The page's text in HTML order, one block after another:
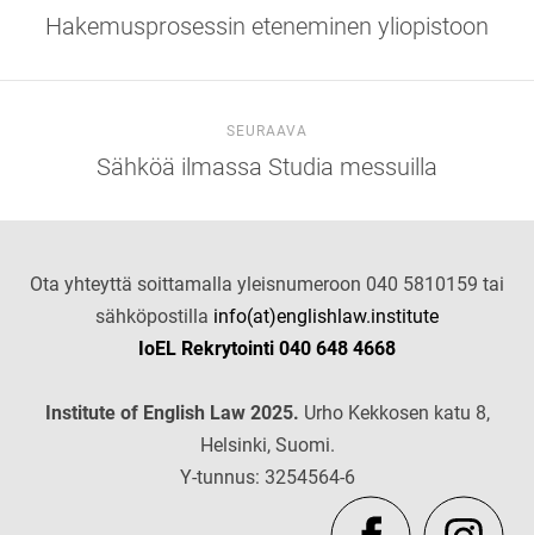
Hakemusprosessin eteneminen yliopistoon
SEURAAVA
Sähköä ilmassa Studia messuilla
Ota yhteyttä soittamalla yleisnumeroon 040 5810159 tai
sähköpostilla info(at)englishlaw.institute
IoEL Rekrytointi 040 648 4668
Institute of English Law 2025. Urho Kekkosen katu 8,
Helsinki, Suomi.
Y-tunnus: 3254564-6